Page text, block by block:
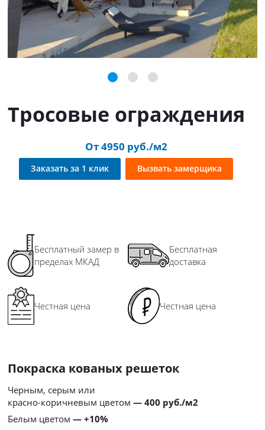
Тросовые ограждения
От 4950 руб./м2
Заказать за 1 клик Вызвать замерщика
Бесплатный замер в
пределах МКАД
Бесплатная
доставка
Честная цена Честная цена
Покраска кованых решеток
Черным, серым или
красно-коричневым цветом — 400 руб./м2
Белым цветом — +10%